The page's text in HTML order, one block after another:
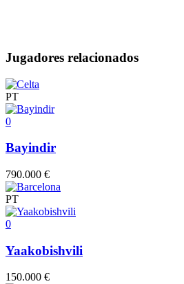
Jugadores relacionados
PT
0
Bayindir
790.000 €
PT
0
Yaakobishvili
150.000 €